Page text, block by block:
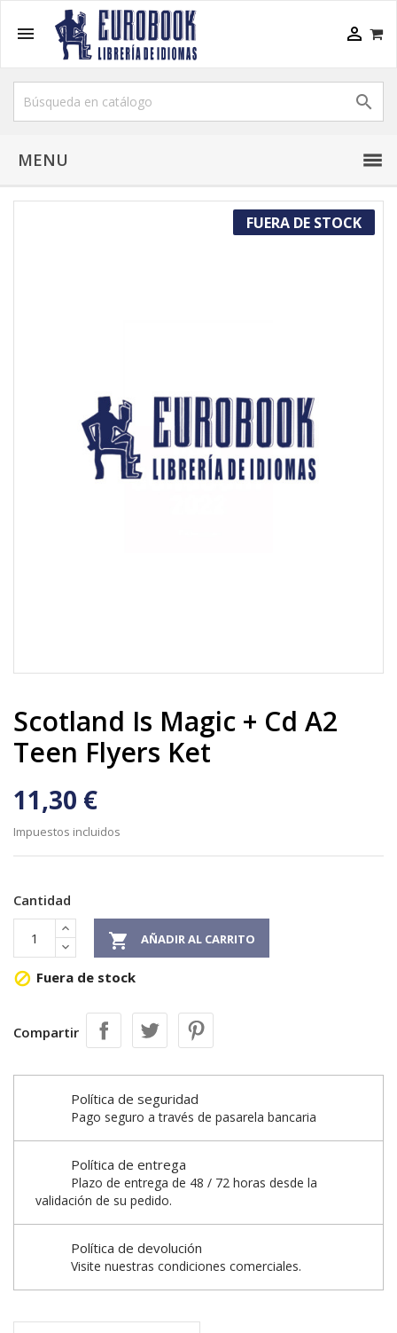
 

MENU
FUERA DE STOCK
Scotland Is Magic + Cd A2
Teen Flyers Ket
11,30 €
Impuestos incluidos
Cantidad
 AÑADIR AL CARRITO
 Fuera de stock
Compartir
Política de seguridad
Pago seguro a través de pasarela bancaria
Política de entrega
Plazo de entrega de 48 / 72 horas desde la
validación de su pedido.
Política de devolución
Visite nuestras condiciones comerciales.